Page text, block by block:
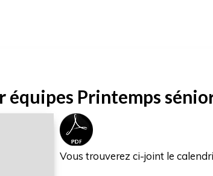
équipes Printemps
Vous trouverez ci-joint le